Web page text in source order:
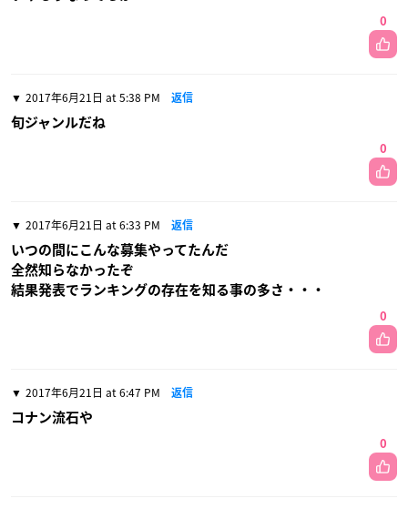
0
2017年6月21日 at 5:38 PM 返信
旬ジャンルだね
0
2017年6月21日 at 6:33 PM 返信
いつの間にこんな募集やってたんだ
全然知らなかったぞ
結果発表でランキングの存在を知る事の多さ・・・
0
2017年6月21日 at 6:47 PM 返信
コナン流石や
0